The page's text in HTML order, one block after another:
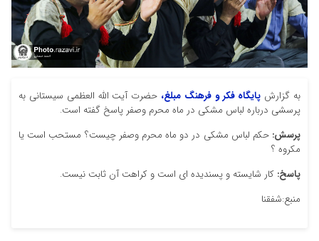
به گزارش پایگاه فکر و فرهنگ مبلغ، حضرت آیت الله العظمی سیستانی به
پرسشی درباره لباس مشکی در ماه محرم وصفر پاسخ گفته است.
پرسش:حکم لباس مشکی در دو ماه محرم وصفر چیست؟ مستحب است یا
مکروه ؟
پاسخ: کار شایسته و پسندیده ای است و کراهت آن ثابت نیست.
منبع:شفقنا